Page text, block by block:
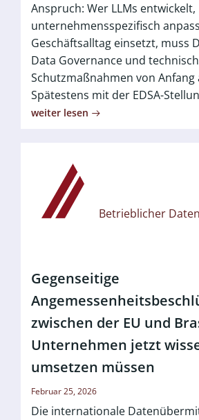
Anspruch: Wer LLMs entwickelt,
unternehmensspezifisch
Geschäftsalltag einsetzt, muss
Data Governance und
Schutzmaßnahmen von
Spätestens mit der EDSA-
weiter lesen
Betrieblicher
Gegenseitige
zwischen der EU und
Unternehmen jetzt
umsetzen müssen
Februar 25, 2026
Die internationale